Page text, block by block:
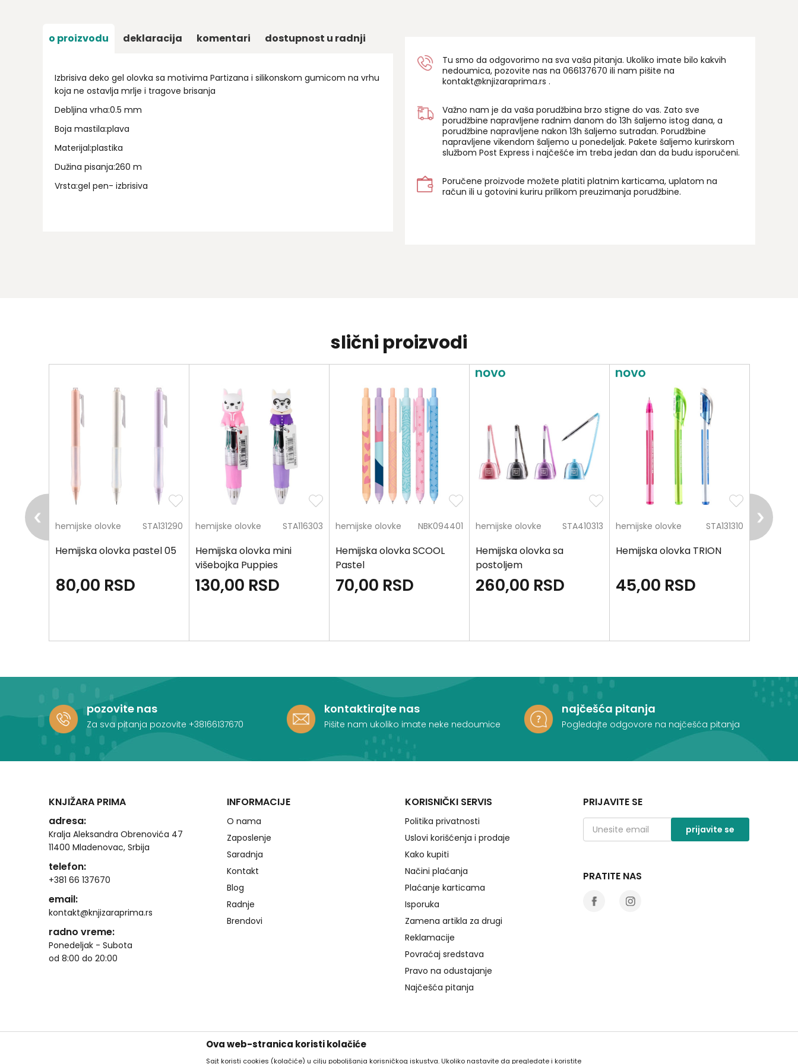
o proizvodu deklaracija komentari dostupnost u radnji
Izbrisiva deko gel olovka sa motivima Partizana i silikonskom gumicom na vrhu
koja ne ostavlja mrlje i tragove brisanja
Debljina vrha:0.5 mm
Boja mastila:plava
Materijal:plastika
Dužina pisanja:260 m
Vrsta:gel pen- izbrisiva
pošalji
Tu smo da odgovorimo na sva vaša pitanja. Ukoliko imate bilo kakvih
nedoumica, pozovite nas na 066137670 ili nam pišite na
kontakt@knjizaraprima.rs .
Važno nam je da vaša porudžbina brzo stigne do vas. Zato sve
porudžbine napravljene radnim danom do 13h šaljemo istog dana, a
porudžbine napravljene nakon 13h šaljemo sutradan. Porudžbine
napravljene vikendom šaljemo u ponedeljak. Pakete šaljemo kurirskom
službom Post Express i najčešće im treba jedan dan da budu isporučeni.
Poručene proizvode možete platiti platnim karticama, uplatom na
račun ili u gotovini kuriru prilikom preuzimanja porudžbine.
slični proizvodi
PLS659218 hemijske olovke STA131290
Hemijska olovka pastel 05
80,00 RSD
hemijske olovke STA116303
Hemijska olovka mini
višebojka Puppies
130,00 RSD
hemijske olovke NBK094401
Hemijska olovka SCOOL
Pastel
70,00 RSD
hemijske olovke STA410313
Hemijska olovka sa
postoljem
260,00 RSD
hemijske olovke STA131310
Hemijska olovka TRION
45,00 RSD
hemijske
pozovite nas
Za sva pitanja pozovite +38166137670
kontaktirajte nas
Pišite nam ukoliko imate neke nedoumice
najčešća pitanja
Pogledajte odgovore na najčešća pitanja
KNJIŽARA PRIMA
adresa:
Kralja Aleksandra Obrenovića 47
11400 Mladenovac, Srbija
telefon:
+381 66 137670
email:
kontakt@knjizaraprima.rs
radno vreme:
Ponedeljak - Subota
od 8:00 do 20:00
INFORMACIJE
O nama
Zaposlenje
Saradnja
Kontakt
Blog
Radnje
Brendovi
KORISNIČKI SERVIS
Politika privatnosti
Uslovi korišćenja i prodaje
Kako kupiti
Načini plaćanja
Plaćanje karticama
Isporuka
Zamena artikla za drugi
Reklamacije
Povraćaj sredstava
Pravo na odustajanje
Najčešća pitanja
PRIJAVITE SE
prijavite se
PRATITE NAS
Ova web-stranica koristi kolačiće
Sajt koristi cookies (kolačiće) u cilju poboljšanja korisničkog iskustva. Ukoliko nastavite da pregledate i koristite